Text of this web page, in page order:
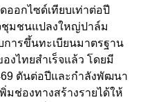
ออกไซด์เทียบเท่าต่อปี
มชนแปลงใหญ่ปาล์ม
ารขึ้นทะเบียนมาตรฐาน
งไทยสำเร็จแล้ว โดยมี
ตันต่อปีและกำลังพัฒนา
มช่องทางสร้างรายได้ให้